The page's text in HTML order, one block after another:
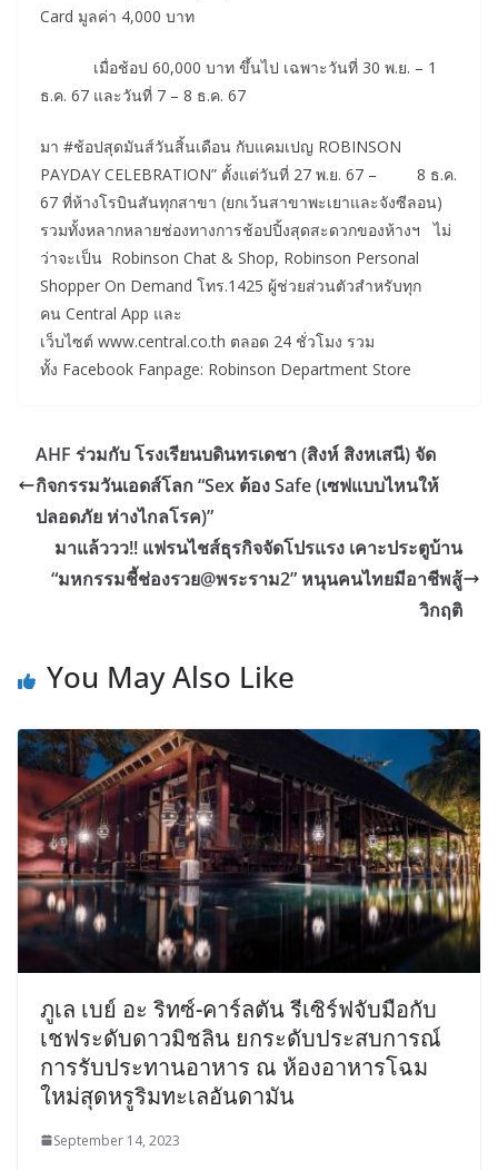
Card มูลค่า 4,000 บาท
เมื่อช้อป 60,000 บาท ขึ้นไป เฉพาะวันที่ 30 พ.ย. – 1
ธ.ค. 67 และวันที่ 7 – 8 ธ.ค. 67
มา #ช้อปสุดมันส์วันสิ้นเดือน กับแคมเปญ ROBINSON
PAYDAY CELEBRATION” ตั้งแต่วันที่ 27 พ.ย. 67 – 8 ธ.ค.
67 ที่ห้างโรบินสันทุกสาขา (ยกเว้นสาขาพะเยาและจังซีลอน)
รวมทั้งหลากหลายช่องทางการช้อปปิ้งสุดสะดวกของห้างฯ ไม่
ว่าจะเป็น Robinson Chat & Shop, Robinson Personal
Shopper On Demand โทร.1425 ผู้ช่วยส่วนตัวสำหรับทุก
คน Central App และ
เว็บไซต์ www.central.co.th ตลอด 24 ชั่วโมง รวม
ทั้ง Facebook Fanpage: Robinson Department Store
AHF ร่วมกับ โรงเรียนบดินทรเดชา (สิงห์ สิงหเสนี) จัด
กิจกรรมวันเอดส์โลก “Sex ต้อง Safe (เซฟแบบไหนให้
ปลอดภัย ห่างไกลโรค)”
มาแล้ววว!! แฟรนไชส์ธุรกิจจัดโปรแรง เคาะประตูบ้าน
“มหกรรมชี้ช่องรวย@พระราม2” หนุนคนไทยมีอาชีพสู้
วิกฤติ
You May Also Like
ภูเล เบย์ อะ ริทซ์-คาร์ลตัน รีเซิร์ฟจับมือกับ
เชฟระดับดาวมิชลิน ยกระดับประสบการณ์
การรับประทานอาหาร ณ ห้องอาหารโฉม
ใหม่สุดหรูริมทะเลอันดามัน
September 14, 2023